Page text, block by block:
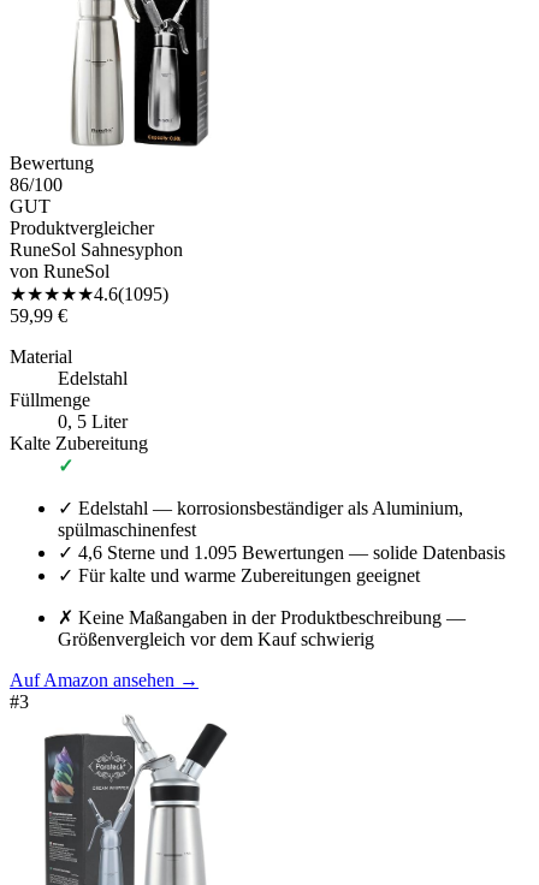
Bewertung
86/100
GUT
Produktvergleicher
RuneSol Sahnesyphon
von RuneSol
★★★★★4.6(1095)
59,99 €
Material
Edelstahl
Füllmenge
0, 5 Liter
Kalte Zubereitung
✓
✓ Edelstahl — korrosionsbeständiger als Aluminium,
spülmaschinenfest
✓ 4,6 Sterne und 1.095 Bewertungen — solide Datenbasis
✓ Für kalte und warme Zubereitungen geeignet
✗ Keine Maßangaben in der Produktbeschreibung —
Größenvergleich vor dem Kauf schwierig
Auf Amazon ansehen →
#3